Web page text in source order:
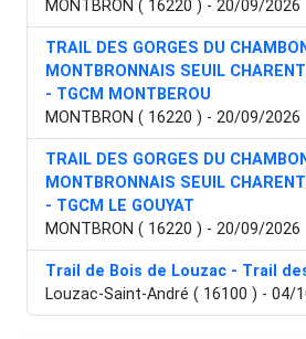
MONTBRON ( 16220 ) - 20/09/2026
TRAIL DES GORGES DU
MONTBRONNAIS SEUIL
- TGCM MONTBEROU
MONTBRON ( 16220 ) - 20/09/2026
TRAIL DES GORGES DU
MONTBRONNAIS SEUIL
- TGCM LE GOUYAT
MONTBRON ( 16220 ) - 20/09/2026
Trail de Bois de Louzac - Trail
Louzac-Saint-André ( 16100 ) - 04/